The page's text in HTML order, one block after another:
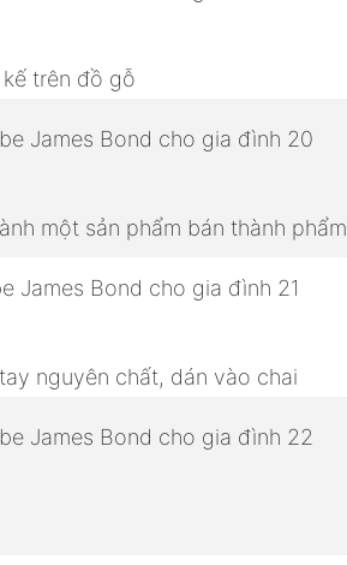
trên đồ gỗ
một sản phẩm bán thành phẩm
nguyên chất, dán vào chai